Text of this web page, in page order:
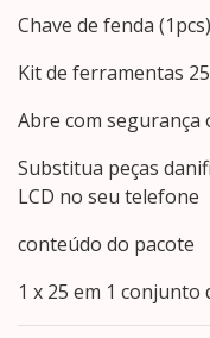
Chave de fenda (1pcs)
Kit de ferramentas
Abre com segurança
Substitua peças
LCD no seu telefone
conteúdo do pacote
1 x 25 em 1